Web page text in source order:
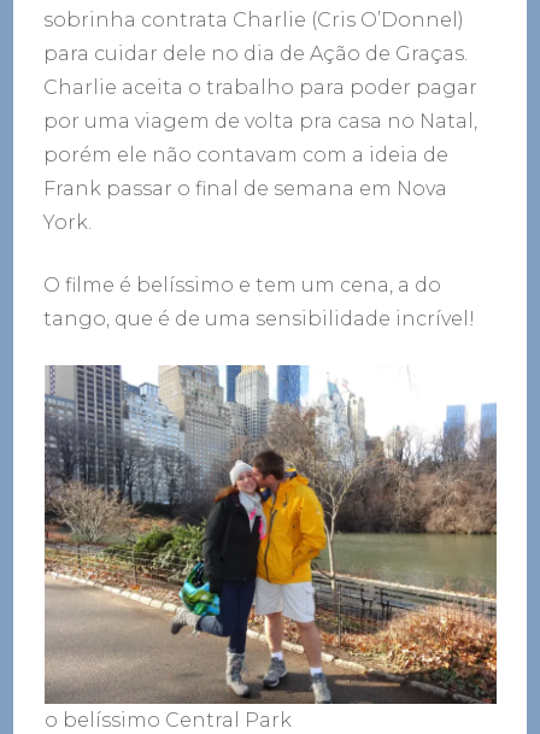
sobrinha contrata Charlie (Cris O’Donnel)
para cuidar dele no dia de Ação de Graças.
Charlie aceita o trabalho para poder pagar
por uma viagem de volta pra casa no Natal,
porém ele não contavam com a ideia de
Frank passar o final de semana em Nova
York.
O filme é belíssimo e tem um cena, a do
tango, que é de uma sensibilidade incrível!
o belíssimo Central Park